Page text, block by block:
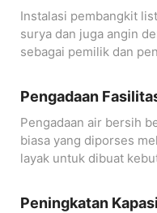
Instalasi pembangkit
surya dan juga angin
sebagai pemilik dan
Pengadaan
Pengadaan air bersih
biasa yang diporses
layak untuk dibuat
Peningkatan